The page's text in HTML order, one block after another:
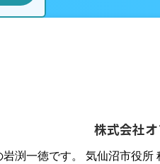
株式会社
渕一徳です。 気仙沼市役